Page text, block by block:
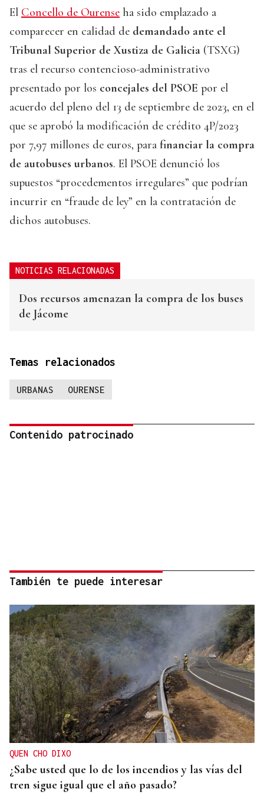
El Concello de Ourense ha sido emplazado a
comparecer en calidad de demandado ante el
Tribunal Superior de Xustiza de Galicia (TSXG)
tras el recurso contencioso-administrativo
presentado por los concejales del PSOE por el
acuerdo del pleno del 13 de septiembre de 2023, en el
que se aprobó la modificación de crédito 4P/2023
por 7,97 millones de euros, para financiar la compra
de autobuses urbanos. El PSOE denunció los
supuestos “procedementos irregulares” que podrían
incurrir en “fraude de ley” en la contratación de
dichos autobuses.
NOTICIAS RELACIONADAS
Dos recursos amenazan la compra de los buses
de Jácome
Temas relacionados
URBANAS OURENSE
Contenido patrocinado
También te puede interesar
QUEN CHO DIXO
¿Sabe usted que lo de los incendios y las vías del
tren sigue igual que el año pasado?